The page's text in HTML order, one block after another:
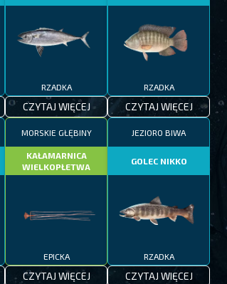
RZADKA
CZYTAJ WIĘCEJ
RZADKA
CZYTAJ WIĘCEJ
MORSKIE GŁĘBINY
KAŁAMARNICA
WIELKOPŁETWA
EPICKA
CZYTAJ WIĘCEJ
JEZIORO BIWA
GOLEC NIKKO
RZADKA
CZYTAJ WIĘCEJ